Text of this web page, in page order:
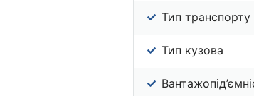
Тип транспорту
Тип кузова